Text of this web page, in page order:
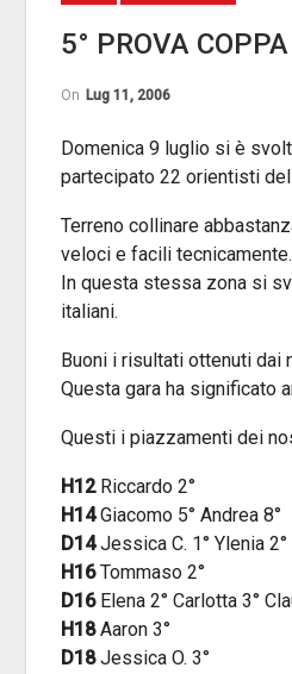
5° PROVA
On Lug 11, 2006
Domenica 9 luglio si è
partecipato 22 orientisti
Terreno collinare
veloci e facili tecnicamente.
In questa stessa zona si
italiani.
Buoni i risultati ottenuti dai
Questa gara ha significato
Questi i piazzamenti dei
H12Riccardo 2°
H14Giacomo 5° Andrea 8°
D14Jessica C. 1° Ylenia 2°
H16Tommaso 2°
D16Elena 2° Carlotta 3°
H18Aaron 3°
D18Jessica O. 3°